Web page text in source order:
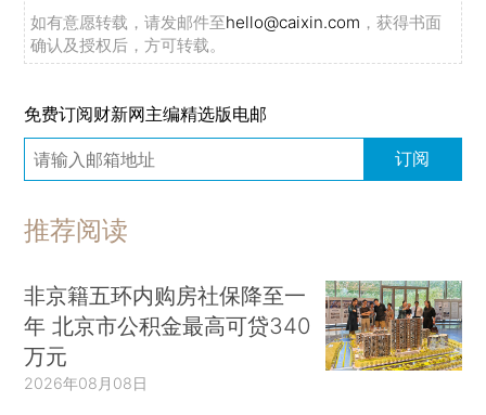
如有意愿转载，请发邮件至hello@caixin.com ，获得书面
确认及授权后，方可转载。
免费订阅财新网主编精选版电邮
订阅
推荐阅读
非京籍五环内购房社保降至一
年 北京市公积金最高可贷340
万元
2026年08月08日